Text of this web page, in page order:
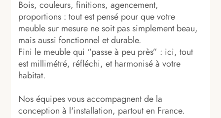
Bois, couleurs, finitions, agencement,
proportions : tout est pensé pour que votre
meuble sur mesure ne soit pas simplement beau,
mais aussi fonctionnel et durable.
Fini le meuble qui “passe à peu près” : ici, tout
est millimétré, réfléchi, et harmonisé à votre
habitat.
Nos équipes vous accompagnent de la
conception à l'installation, partout en France.